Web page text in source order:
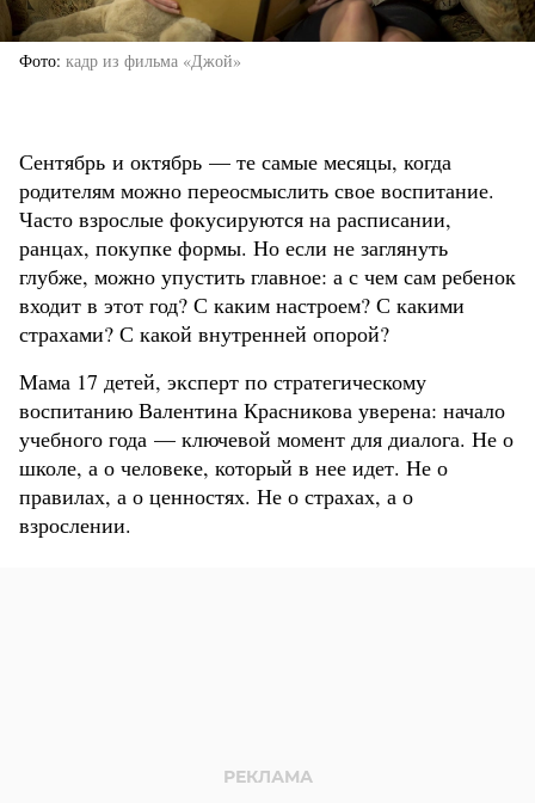
Фото кадр из фильма «Джой»
Сентябрь и октябрь — те самые месяцы, когда
родителям можно переосмыслить свое воспитание.
Часто взрослые фокусируются на расписании,
ранцах, покупке формы. Но если не заглянуть
глубже, можно упустить главное: а с чем сам ребенок
входит в этот год? С каким настроем? С какими
страхами? С какой внутренней опорой?
Мама 17 детей, эксперт по стратегическому
воспитанию Валентина Красникова уверена: начало
учебного года — ключевой момент для диалога. Не о
школе, а о человеке, который в нее идет. Не о
правилах, а о ценностях. Не о страхах, а о
взрослении.